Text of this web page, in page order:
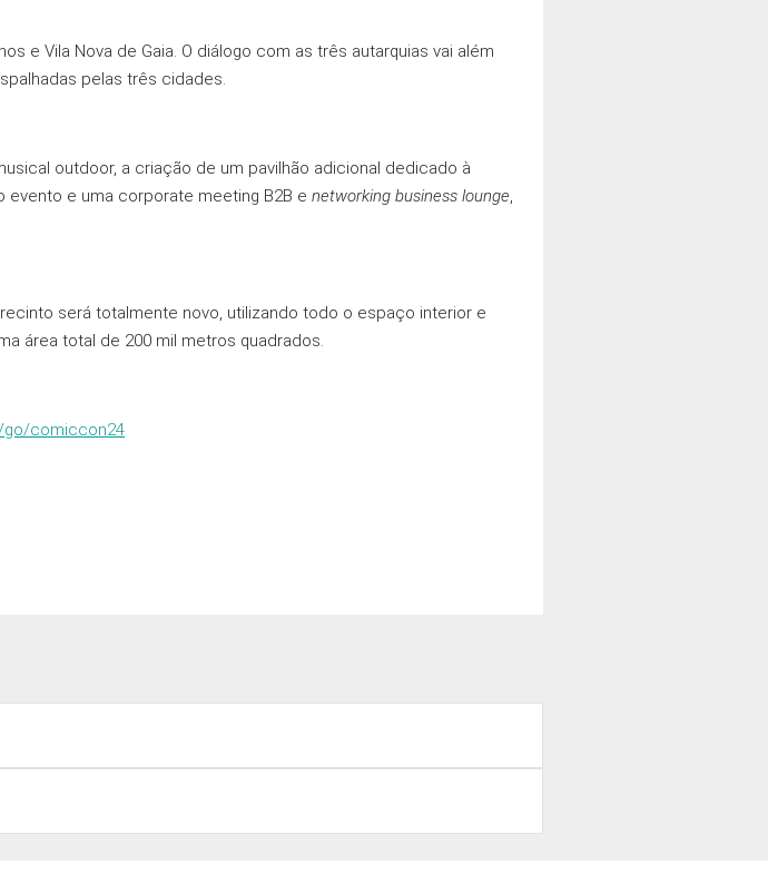
e Vila Nova de Gaia. O diálogo com as três autarquias vai além
pelas três cidades.
outdoor, a criação de um pavilhão adicional dedicado à
e uma corporate meeting B2B e networking business lounge,
será totalmente novo, utilizando todo o espaço interior e
área total de 200 mil metros quadrados.
comiccon24